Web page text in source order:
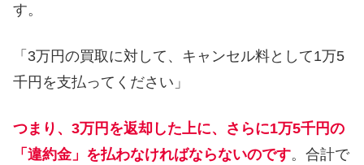
す。
「3万円の買取に対して、キャンセル料として1万5
千円を支払ってください」
つまり、3万円を返却した上に、さらに1万5千円の
「違約金」を払わなければならないのです。合計で